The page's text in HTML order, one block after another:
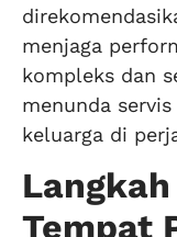
menjaga
kompleks dan
menunda
keluarga di
Tempat